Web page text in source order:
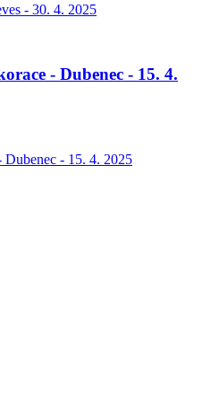
- 30. 4. 2025
- Dubenec - 15. 4.
- 15. 4. 2025